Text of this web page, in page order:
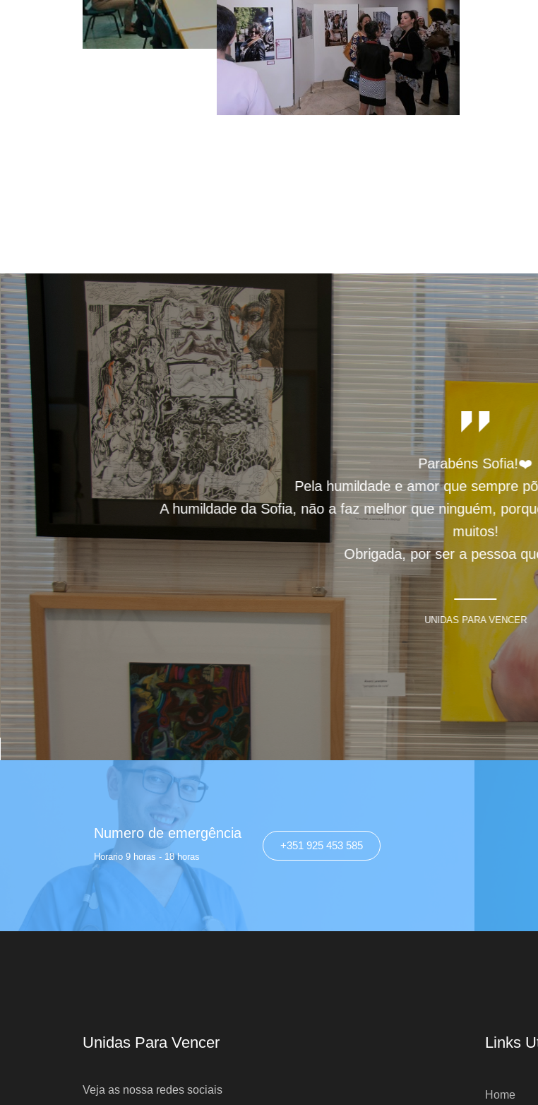
Parabéns Sofia!❤️
Pela humildade e amor que sempre
A humildade da Sofia, não a faz melhor que ninguém,
muitos!
Obrigada, por ser a pessoa
UNIDAS PARA VENCER
Numero de emergência
Horario 9 horas - 18 horas
+351 925 453 585
Unidas Para Vencer
Veja as nossa redes sociais
Links
Home